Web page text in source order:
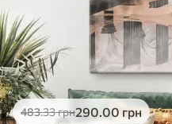
483.33грн290.00 грн